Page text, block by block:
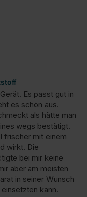
Es passt gut in
es schön aus.
als hätte man
wegs bestätigt.
frischer mit einem
wirkt. Die
bei mir keine
aber am meisten
in seiner Wunsch
kann.